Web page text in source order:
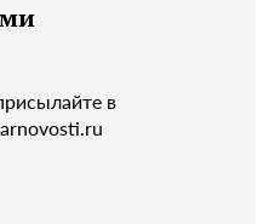
в